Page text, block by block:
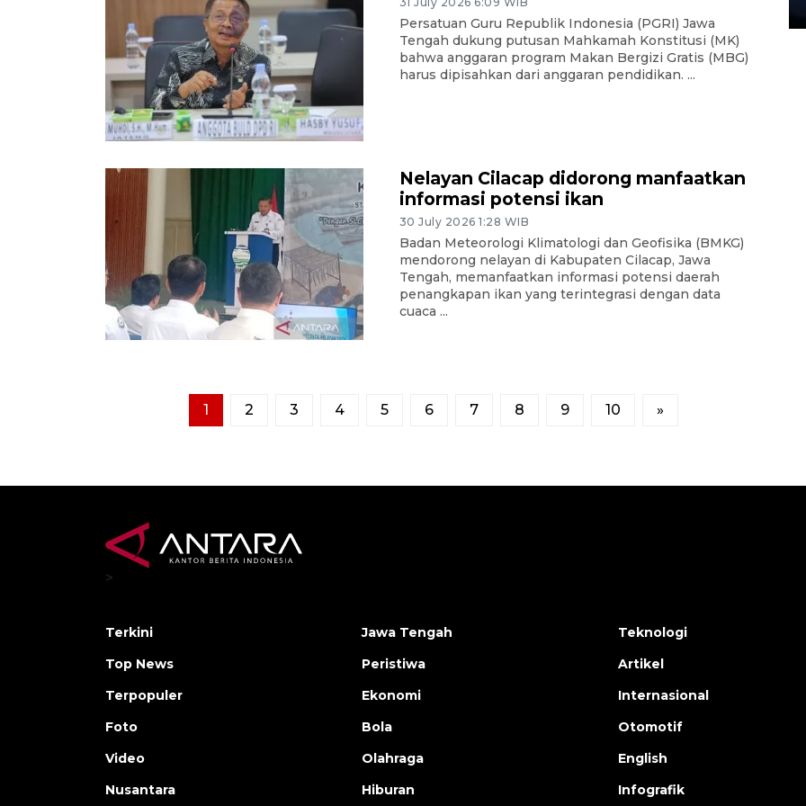
Persatuan Guru Republik Indonesia (PGRI) Jawa
Tengah dukung putusan Mahkamah Konstitusi (MK)
bahwa anggaran program Makan Bergizi Gratis (MBG)
harus dipisahkan dari anggaran pendidikan. ...
Nelayan Cilacap didorong manfaatkan
informasi potensi ikan
30 July 2026 1:28 WIB
Badan Meteorologi Klimatologi dan Geofisika (BMKG)
mendorong nelayan di Kabupaten Cilacap, Jawa
Tengah, memanfaatkan informasi potensi daerah
penangkapan ikan yang terintegrasi dengan data
cuaca ...
1 2 3 4 5 6 7 8 9 10 »
27 July 2026 20:07 WIB
>
Terkini
Top News
Terpopuler
Foto
Video
Nusantara
Jawa Tengah
Peristiwa
Ekonomi
Bola
Olahraga
Hiburan
Teknologi
Artikel
Internasional
Otomotif
English
Infografik